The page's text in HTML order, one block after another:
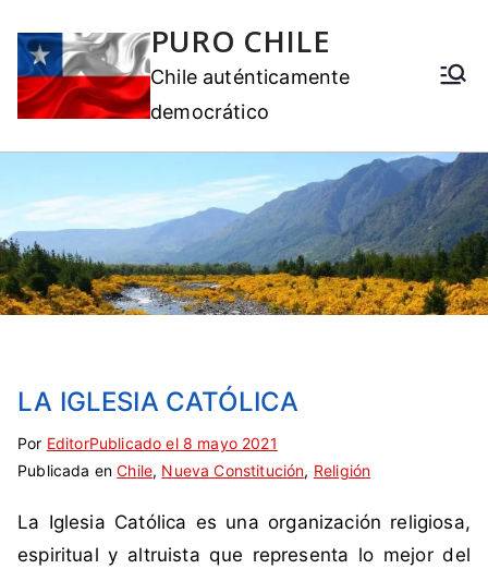
PURO CHILE
Chile auténticamente
democrático
LA IGLESIA CATÓLICA
Por EditorPublicado el 8 mayo 2021
Publicada enChile, Nueva Constitución, Religión
E
t
q
u
S
i
c
o
La Iglesia Católica es una organización religiosa,
espiritual y altruista que representa lo mejor del